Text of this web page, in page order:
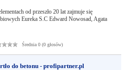
od przeszło 20 lat zajmuje się
Eureka S.C Edward Nowosad, Agata
Średnia 0 (0 głosów)
do betonu - profipartner.pl